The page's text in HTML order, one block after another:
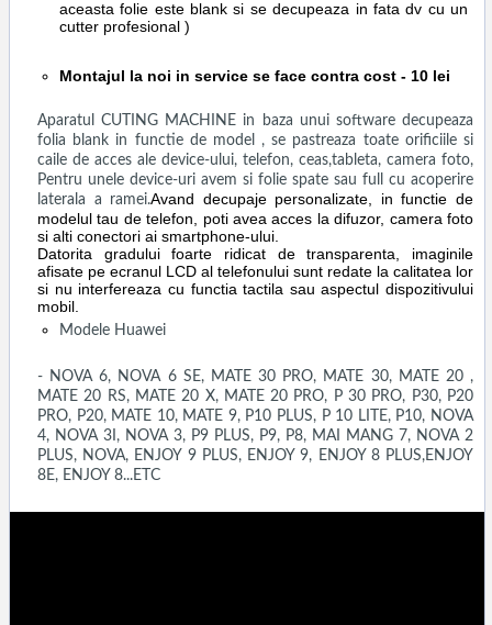
aceasta folie este blank si se decupeaza in fata dv cu un
cutter profesional )
Montajul la noi in service se face contra cost - 10 lei
Aparatul CUTING MACHINE in baza unui software decupeaza
folia blank in functie de model , se pastreaza toate orificiile si
caile de acces ale device-ului, telefon, ceas,tableta, camera foto,
Pentru unele device-uri avem si folie spate sau full cu acoperire
laterala a ramei.Avand decupaje personalizate, in functie de
modelul tau de telefon, poti avea acces la difuzor, camera foto
si alti conectori ai smartphone-ului.
Datorita gradului foarte ridicat de transparenta, imaginile
afisate pe ecranul LCD al telefonului sunt redate la calitatea lor
si nu interfereaza cu functia tactila sau aspectul dispozitivului
mobil.
Modele Huawei
- NOVA 6, NOVA 6 SE, MATE 30 PRO, MATE 30, MATE 20 ,
MATE 20 RS, MATE 20 X, MATE 20 PRO, P 30 PRO, P30, P20
PRO, P20, MATE 10, MATE 9, P10 PLUS, P 10 LITE, P10, NOVA
4, NOVA 3I, NOVA 3, P9 PLUS, P9, P8, MAI MANG 7, NOVA 2
PLUS, NOVA, ENJOY 9 PLUS, ENJOY 9, ENJOY 8 PLUS,ENJOY
8E, ENJOY 8...ETC